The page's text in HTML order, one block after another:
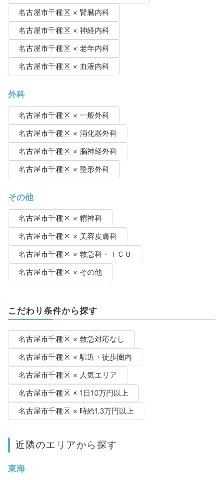
名古屋市千種区 × 腎臓内科
名古屋市千種区 × 神経内科
名古屋市千種区 × 老年内科
名古屋市千種区 × 血液内科
外科
名古屋市千種区 × 一般外科
名古屋市千種区 × 消化器外科
名古屋市千種区 × 脳神経外科
名古屋市千種区 × 整形外科
その他
名古屋市千種区 × 精神科
名古屋市千種区 × 美容皮膚科
名古屋市千種区 × 救急科・ＩＣＵ
名古屋市千種区 × その他
こだわり条件から探す
名古屋市千種区 × 救急対応なし
名古屋市千種区 × 駅近・徒歩圏内
名古屋市千種区 × 人気エリア
名古屋市千種区 × 1日10万円以上
名古屋市千種区 × 時給1.3万円以上
近隣のエリアから探す
東海